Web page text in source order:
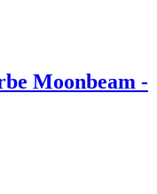
Moonbeam -